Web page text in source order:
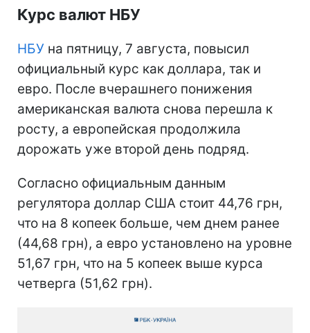
Курс валют НБУ
НБУ на пятницу, 7 августа, повысил
официальный курс как доллара, так и
евро. После вчерашнего понижения
американская валюта снова перешла к
росту, а европейская продолжила
дорожать уже второй день подряд.
Согласно официальным данным
регулятора доллар США стоит 44,76 грн,
что на 8 копеек больше, чем днем ранее
(44,68 грн), а евро установлено на уровне
51,67 грн, что на 5 копеек выше курса
четверга (51,62 грн).